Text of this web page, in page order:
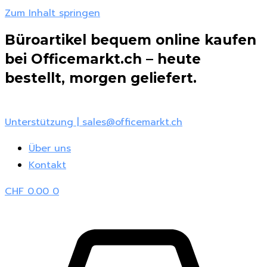
Zum Inhalt springen
Büroartikel bequem online kaufen
bei Officemarkt.ch – heute
bestellt, morgen geliefert.
Unterstützung | sales@officemarkt.ch
Über uns
Kontakt
CHF0.00 0